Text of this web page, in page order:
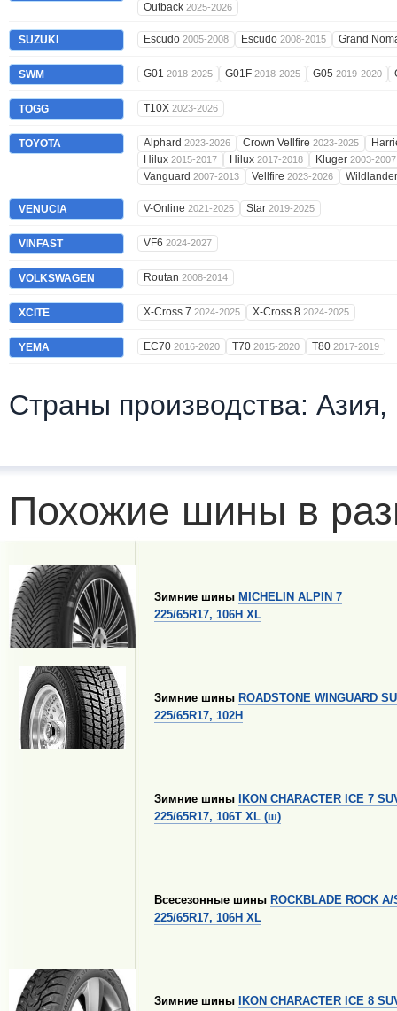
Outback 2025-2026
SUZUKI Escudo 2005-2008 Escudo 2008-2015 Grand
SWM G01 2018-2025 G01F 2018-2025 G05 2019-2020
TOGG T10X 2023-2026
TOYOTA Alphard 2023-2026 Crown Vellfire 2023-2025
Hilux 2015-2017 Hilux 2017-2018 Kluger 2003-2007
Vanguard 2007-2013 Vellfire 2023-2026
VENUCIA V-Online 2021-2025 Star 2019-2025
VINFAST VF6 2024-2027
VOLKSWAGEN Routan 2008-2014
XCITE X-Cross 7 2024-2025 X-Cross 8 2024-2025
YEMA EC70 2016-2020 T70 2015-2020 T80 2017-2019
Страны производства: Азия,
Похожие шины в
Зимние шины MICHELIN ALPIN 7
225/65R17, 106H XL
Зимние шины ROADSTONE WINGUARD
225/65R17, 102H
Зимние шины
IKON CHARACTER ICE 7
225/65R17, 106T XL (ш)
Всесезонные шины ROCKBLADE ROCK A/
225/65R17, 106H XL
Зимние шины
IKON CHARACTER ICE 8